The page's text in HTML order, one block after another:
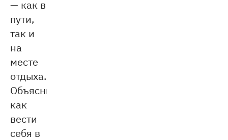
— как в
пути,
так и
на
месте
отдыха.
Объясните,
как
вести
себя в